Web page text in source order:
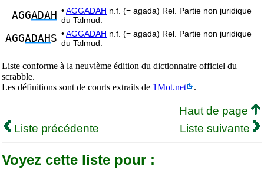
AGGADAH •AGGADAH n.f. (= agada) Rel. Partie non juridique
du Talmud.
AGGADAH S •AGGADAH n.f. (= agada) Rel. Partie non juridique
du Talmud.
Liste conforme à la neuvième édition du dictionnaire officiel du
scrabble.
Les définitions sont de courts extraits de 1Mot.net .
Haut de page
Liste précédente
Liste suivante
Voyez cette liste pour :